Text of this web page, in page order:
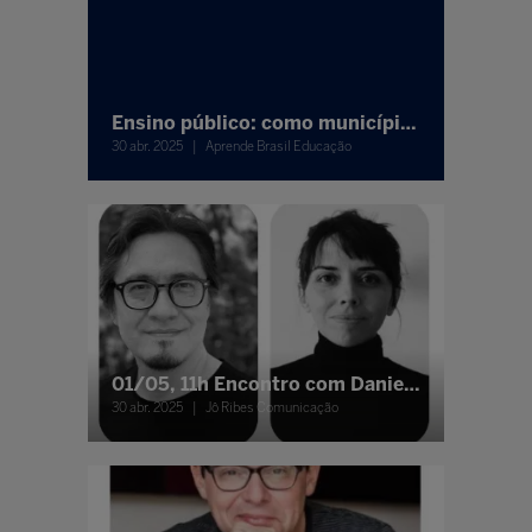
Ensino público: como municípios aumentaram Ideb em até 80%
30 abr. 2025 Aprende Brasil Educação
01/05, 11h Encontro com Daniel Kondo e Carol Naine no estande da PeraBook
30 abr. 2025 Jô Ribes Comunicação